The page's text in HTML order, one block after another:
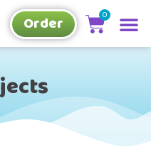
Order